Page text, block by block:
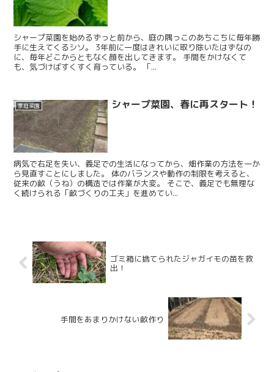
シャープ菜園を始めるずっと前から、庭の隅っこのあちこちに毎年勝
手に生えてくるシソ。 3年前に一度はきれいに取り除いたはずなの
に、毎年どこからともなく顔を出してきます。 手間をかけなくて
も、気づけばすくすく育っている。 「...
家庭菜園 シャープ菜園、春に再スタート！
病気で右足を失い、義足での生活になってから、畑作業の方法を一か
ら見直すことにしました。 体のバランスや動作の制限を考えると、
従来の畝（うね）の構造では作業が大変。 そこで、義足でも無理な
く続けられる「畝づくりの工夫」を進めてい...
ゴミ箱に捨てられたジャガイモの苗を救
出！
手間をあまりかけない畝作り